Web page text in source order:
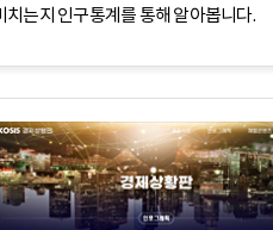
치는지 인구통계를 통해 알아봅니다.